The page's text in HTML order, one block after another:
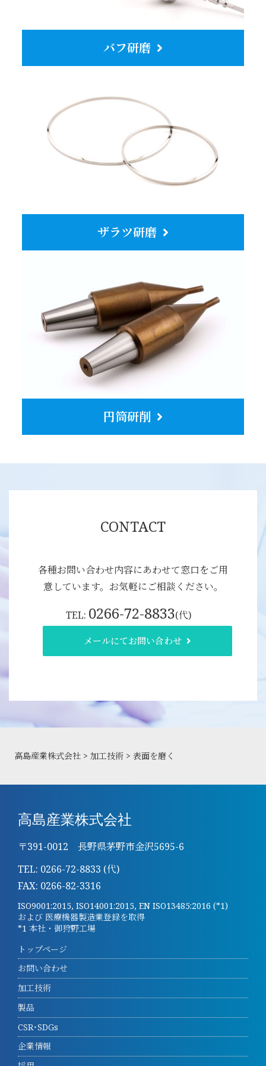
バフ研磨
ザラツ研磨
円筒研削
CONTACT
各種お問い合わせ内容にあわせて窓口をご用
意しています。お気軽にご相談ください。
TEL: 0266-72-8833(代)
メールにてお問い合わせ
高島産業株式会社> 加工技術> 表面を磨く
高島産業株式会社
〒391-0012 長野県茅野市金沢5695-6
TEL: 0266-72-8833 (代)
FAX: 0266-82-3316
ISO9001:2015, ISO14001:2015, EN ISO13485:2016 (*1)
および 医療機器製造業登録を取得
*1 本社・御狩野工場
トップページ
お問い合わせ
加工技術
製品
CSR･SDGs
企業情報